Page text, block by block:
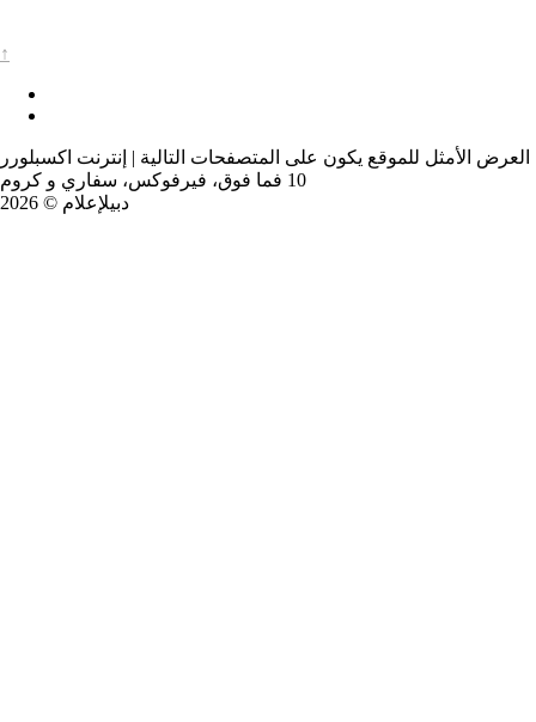
↑
العرض الأمثل للموقع يكون على المتصفحات التالية | إنترنت اكسبلورر
10 فما فوق، فيرفوكس، سفاري و كروم
دبيلإعلام © 2026